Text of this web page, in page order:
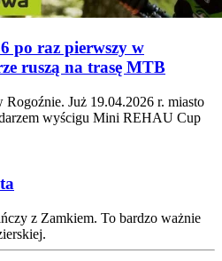
po raz pierwszy w
ruszą na trasę MTB
Już 19.04.2026 r. miasto
wyścigu Mini REHAU Cup
z Zamkiem. To bardzo ważnie